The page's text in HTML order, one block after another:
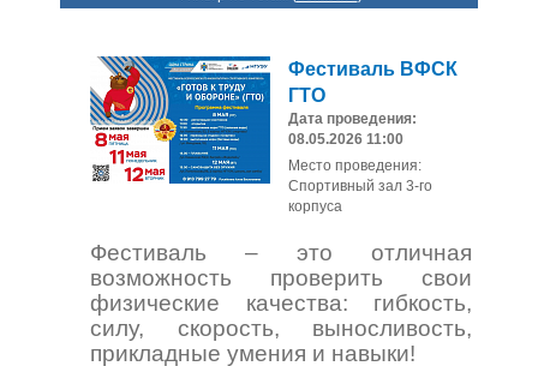
Фестиваль ВФСК
ГТО
Дата проведения:
08.05.2026 11:00
Место проведения:
Спортивный зал 3-го
корпуса
Фестиваль – это отличная
возможность проверить свои
физические качества: гибкость,
силу, скорость, выносливость,
прикладные умения и навыки!